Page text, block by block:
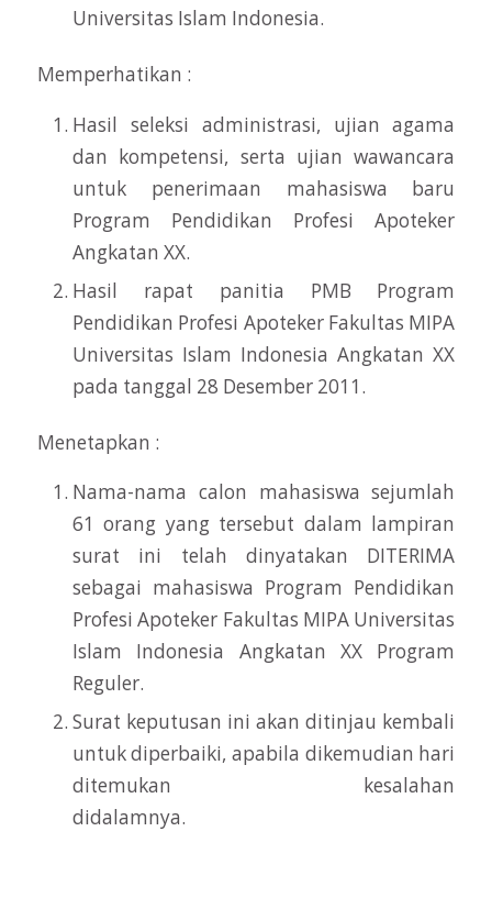
Universitas Islam Indonesia.
Memperhatikan :
Hasil seleksi administrasi, ujian agama
dan kompetensi, serta ujian wawancara
untuk penerimaan mahasiswa baru
Program Pendidikan Profesi Apoteker
Angkatan XX.
Hasil rapat panitia PMB Program
Pendidikan Profesi Apoteker Fakultas MIPA
Universitas Islam Indonesia Angkatan XX
pada tanggal 28 Desember 2011.
Menetapkan :
Nama-nama calon mahasiswa sejumlah
61 orang yang tersebut dalam lampiran
surat ini telah dinyatakan DITERIMA
sebagai mahasiswa Program Pendidikan
Profesi Apoteker Fakultas MIPA Universitas
Islam Indonesia Angkatan XX Program
Reguler.
Surat keputusan ini akan ditinjau kembali
untuk diperbaiki, apabila dikemudian hari
ditemukan kesalahan